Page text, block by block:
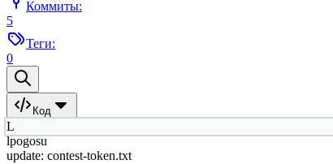
Коммиты:
5
Теги:
0
Код
L
lpogosu
update: contest-token.txt